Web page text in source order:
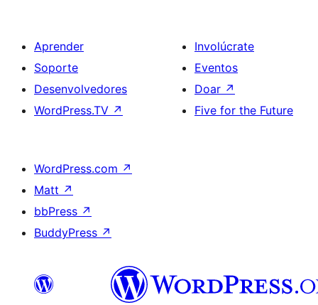
Aprender
Soporte
Desenvolvedores
WordPress.TV ↗
Involúcrate
Eventos
Doar ↗
Five for the Future
WordPress.com ↗
Matt ↗
bbPress ↗
BuddyPress ↗